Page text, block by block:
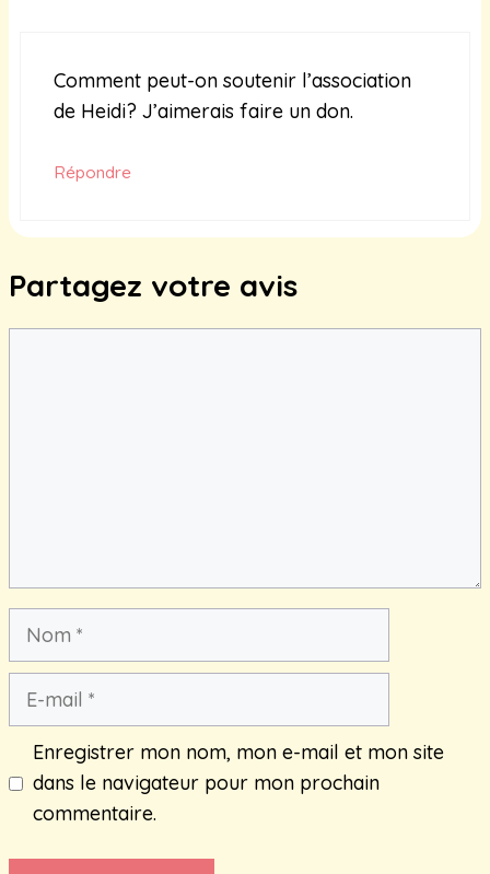
Comment peut-on soutenir l’association
de Heidi? J’aimerais faire un don.
Répondre
Partagez votre avis
Nom
Enregistrer mon nom, mon e-mail et mon site
dans le navigateur pour mon prochain
commentaire.